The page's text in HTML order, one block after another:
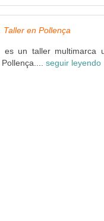
Taller en Pollença
es un taller multimarca
seguir leyendo